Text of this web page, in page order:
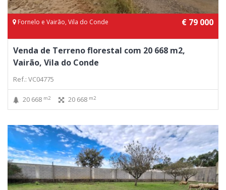
Fornelo e Vairão, Vila do Conde € 79 000
Venda de Terreno florestal com 20 668 m2,
Vairão, Vila do Conde
Ref.: VC04775
20 668 m2 20 668 m2